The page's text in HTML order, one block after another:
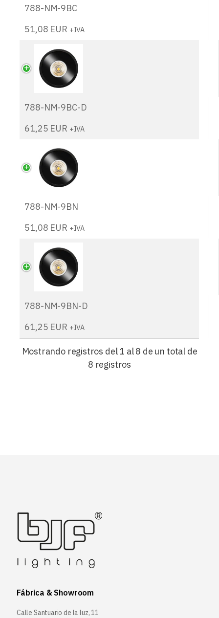
788-NM-9BC
51,08 EUR +IVA
788-NM-9BC-D
61,25 EUR +IVA
788-NM-9BN
51,08 EUR +IVA
788-NM-9BN-D
61,25 EUR +IVA
Mostrando registros del 1 al 8 de un total de
8 registros
Fábrica & Showroom
Calle Santuario de la luz, 11